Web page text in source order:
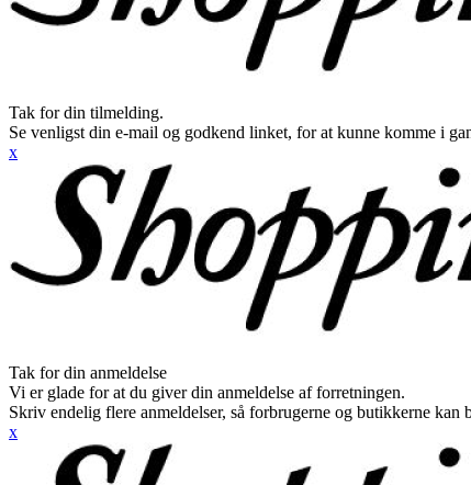
Tak for din tilmelding.
Se venligst din e-mail og godkend linket, for at kunne komme i
x
Tak for din anmeldelse
Vi er glade for at du giver din anmeldelse af forretningen.
Skriv endelig flere anmeldelser, så forbrugerne og butikkerne kan
x